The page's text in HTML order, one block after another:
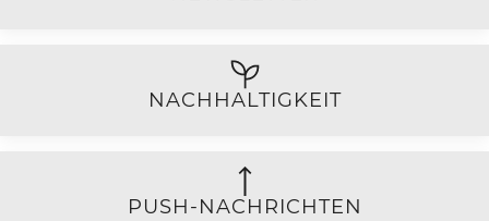
NACHHALTIGKEIT
PUSH-NACHRICHTEN